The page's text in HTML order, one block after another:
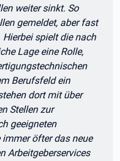
weiter sinkt. So
gemeldet, aber fast
spielt die nach
Lage eine Rolle,
Berufsfeld ein
dort mit über
Stellen zur
geeigneten
öfter das neue
Arbeitgeberservices